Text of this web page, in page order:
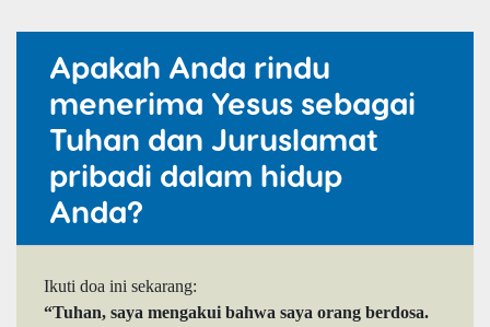
Apakah Anda rindu
menerima Yesus sebagai
Tuhan dan Juruslamat
pribadi dalam hidup
Anda?
Ikuti doa ini sekarang:
“Tuhan, saya mengakui bahwa saya orang berdosa.